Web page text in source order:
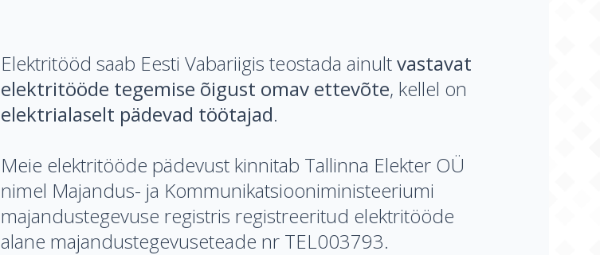
Elektritööd saab Eesti Vabariigis teostada ainultvastavat
elektritööde tegemise õigust omav ettevõte, kellel on
elektrialaselt pädevad töötajad.
Meie elektritööde pädevust kinnitab Tallinna Elekter OÜ
nimel Majandus- ja Kommunikatsiooniministeeriumi
majandustegevuse registris registreeritud elektritööde
alane majandustegevuseteade nr TEL003793.